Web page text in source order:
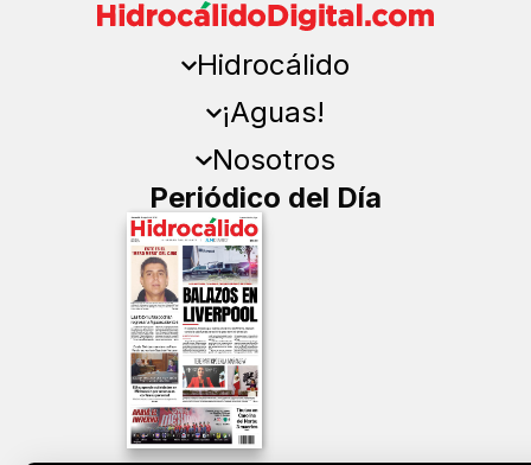
Hidrocálido
¡Aguas!
Nosotros
Periódico del Día